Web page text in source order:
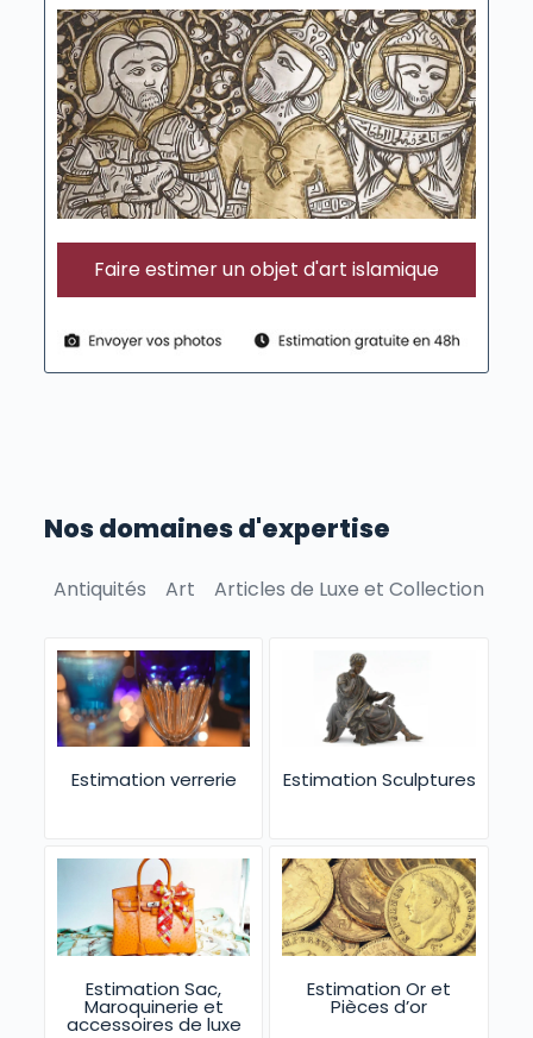
Faire estimer un objet d'art islamique
Nos domaines d'expertise
Antiquités Art Articles de Luxe et Collection
Estimation verrerie Estimation Sculptures
Estimation Sac,
Maroquinerie et
accessoires de luxe
Estimation Or et
Pièces d’or